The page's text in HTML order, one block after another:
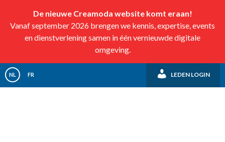
De nieuwe Creamoda website komt eraan!
Vanaf september 2026 brengen we kennis, expertise, events
en dienstverlening samen in één vernieuwde digitale
omgeving.
NL FR LEDEN LOGIN